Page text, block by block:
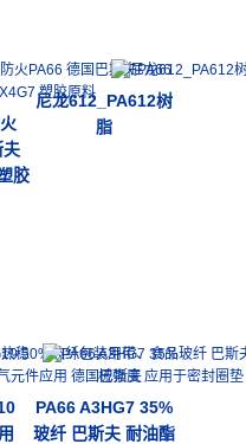
夫
胶
尼龙612_PA612树
脂
PA66 A3HG7 35%
玻纤 巴斯夫 耐油酯